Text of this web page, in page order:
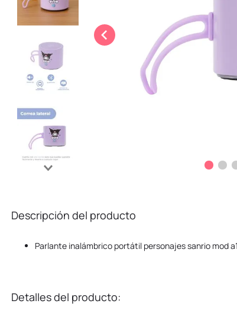
Descripción del producto
Parlante inalámbrico portátil personajes sanrio mod
Detalles del producto:
peluche
kuromi